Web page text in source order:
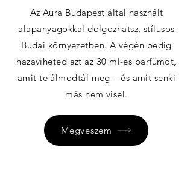
Az Aura Budapest által használt
alapanyagokkal dolgozhatsz, stílusos
Budai környezetben. A végén pedig
hazaviheted azt az 30 ml-es parfümöt,
amit te álmodtál meg – és amit senki
más nem visel.
Megveszem